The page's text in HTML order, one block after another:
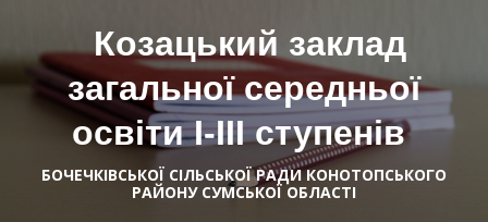
content
Козацький заклад
загальної середньої
освіти І-ІІІ ступенів
БОЧЕЧКІВСЬКОЇ СІЛЬСЬКОЇ РАДИ КОНОТОПСЬКОГО
РАЙОНУ СУМСЬКОЇ ОБЛАСТІ